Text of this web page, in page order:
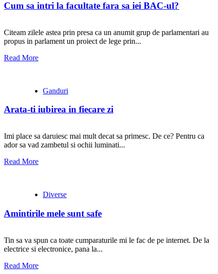
Cum sa intri la facultate fara sa iei BAC-ul?
Citeam zilele astea prin presa ca un anumit grup de parlamentari au
propus in parlament un proiect de lege prin...
Read More
Ganduri
Arata-ti iubirea in fiecare zi
Imi place sa daruiesc mai mult decat sa primesc. De ce? Pentru ca
ador sa vad zambetul si ochii luminati...
Read More
Diverse
Amintirile mele sunt safe
Tin sa va spun ca toate cumparaturile mi le fac de pe internet. De la
electrice si electronice, pana la...
Read More